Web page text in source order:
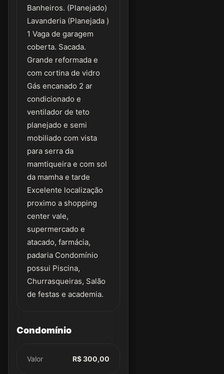
Banheiros. (Planejado)
Lavanderia (Planejada )
1 Vaga de garagem
coberta. Sacada.
Grande reformada e
com cortina de vidro
Gás encanado 2 ar
condicionado e
ventilador de teto
planejado e semi
mobiliado com vista
para serra da
mamtiqueira e com sol
da mamha e tarde
Excelente localização
proximo a shopping
center vale,
supermercado e
atacado, farmácia,
padaria Condomínio
possui Piscina,
Churrasqueiras, Salão
de festas e academia.
Condomínio
Valor R$ 300,00